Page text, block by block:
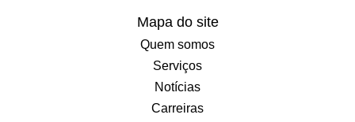
Mapa do site
Quem somos
Serviços
Notícias
Carreiras